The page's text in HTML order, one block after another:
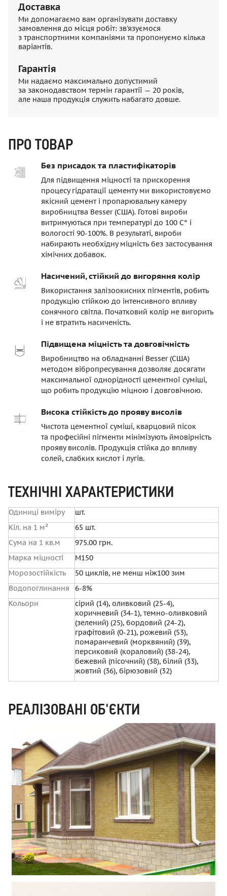
Доставка
Ми допомагаємо вам організувати доставку
замовлення до місця робіт: зв'язуємося
з транспортними компаніями та пропонуємо кілька
варіантів.
Гарантія
Ми надаємо максимально допустимий
за законодавством термін гарантії — 20 років,
але наша продукція служить набагато довше.
ПРО ТОВАР
Без присадок та пластифікаторів
Для підвищення міцності та прискорення
процесу гідратації цементу ми використовуємо
якісний цемент і пропарювальну камеру
виробництва Besser (США). Готові вироби
витримуються при температурі до 100 C° і
вологості 90-100%. В результаті, вироби
набирають необхідну міцність без застосування
хімічних добавок.
Насичений, стійкий до вигоряння колір
Використання залізоокисних пігментів, робить
продукцію стійкою до інтенсивного впливу
сонячного світла. Початковий колір не вигорить
і не втратить насиченість.
Підвищена міцність та довговічність
Виробництво на обладнанні Besser (США)
методом вібропресування дозволяє досягати
максимальної однорідності цементної суміші,
що робить продукцію міцною і довговічною.
Висока стійкість до прояву висолів
Чистота цементної суміші, кварцовий пісок
та професійні пігменти мінімізують ймовірність
прояву висолів. Продукція стійка до впливу
солей, слабких кислот і лугів.
ТЕХНІЧНІ ХАРАКТЕРИСТИКИ
Одиниці виміру
шт.
Кіл. на 1 м²
65 шт.
Сума на 1 кв.м
975.00 грн.
Марка міцності
М150
Морозостійкість
50 циклів, не менш ніж100 зим
Водопоглинання
6-8%
Кольори
сірий (14), оливковий (25-4),
коричневий (34-1), темно-оливковий
(зелений) (25), бордовий (24-2),
графітовий (0-21), рожевий (53),
помаранчевий (морквяний) (39),
персиковий (кораловий) (38-24),
бежевий (пісочний) (38), білий (33),
жовтий (36), бірюзовий (32)
РЕАЛІЗОВАНІ ОБ'ЄКТИ